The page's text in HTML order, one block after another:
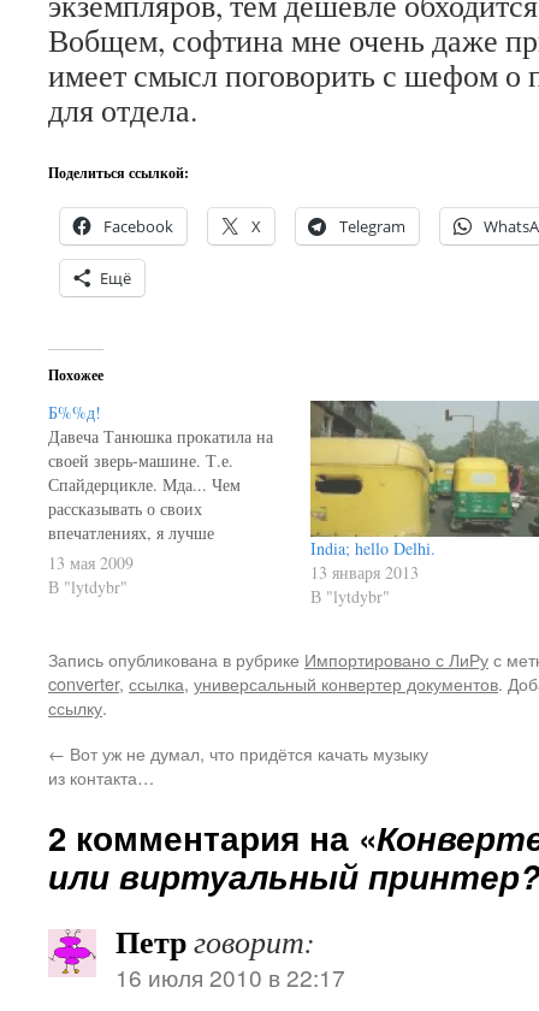
Вобщем, софтина мне очень даже
имеет смысл поговорить с шефом о
для отдела.
Поделиться ссылкой:
Facebook X Telegram
Ещё
Похожее
Б%%д!
Давеча Танюшка прокатила на
своей зверь-машине. Т.е.
Спайдерцикле. Мда... Чем
рассказывать о своих
впечатлениях, я лучше
процитирую Футуролога: я был
приблизительно в таком же
эмоциональном состоянии, как
же фразу в конце: Рассказал
один хороший знакомый. Я
когда мастерил в карьере к нам
периодически приезжали…
13 мая 2009
В "lytdybr"
India; hello Delhi.
13 января 2013
В "lytdybr"
Запись опубликована в рубрике Импортировано с ЛиРус
converter, ссылка, универсальный конвертер документов.
ссылку.
← Вот уж не думал, что придётся качать музыку
из контакта…
2 комментария на «
или виртуальный принтер?
Петрговорит:
16 июля 2010 в 22:17